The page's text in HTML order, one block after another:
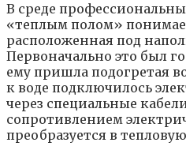
В среде
«теплым полом»
расположенная под
Первоначально это был
ему пришла подогретая
к воде подключилось
через специальные
сопротивлением
преобразуется в